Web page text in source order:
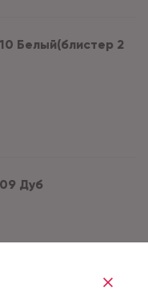
Белый(блистер 2
Дуб